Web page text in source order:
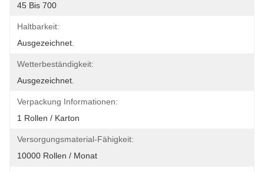
45 Bis 700
Haltbarkeit:
Ausgezeichnet.
Wetterbeständigkeit:
Ausgezeichnet.
Verpackung Informationen:
1 Rollen / Karton
Versorgungsmaterial-Fähigkeit:
10000 Rollen / Monat